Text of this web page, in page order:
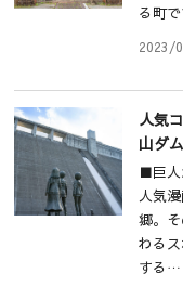
る町
2023/
人気
山ダム
■巨人
人気
郷。
わる
する…